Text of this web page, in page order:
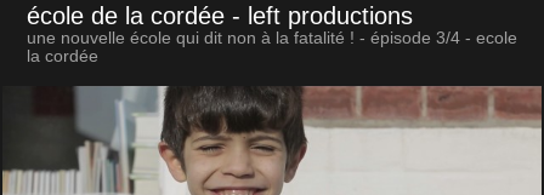
école de la cordée - left productions
une nouvelle école qui dit non à la fatalité ! - épisode 3/4 - ecole
la cordée